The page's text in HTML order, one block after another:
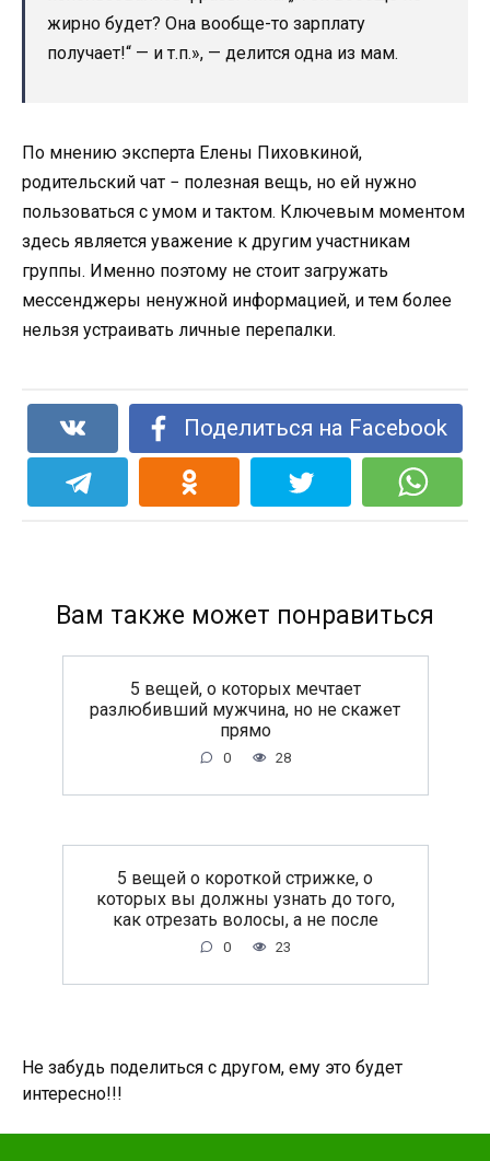
жирно будет? Она вообще-то зарплату
получает!“ — и т.п.», — делится одна из мам.
По мнению эксперта Елены Пиховкиной,
родительский чат − полезная вещь, но ей нужно
пользоваться с умом и тактом. Ключевым моментом
здесь является уважение к другим участникам
группы. Именно поэтому не стоит загружать
мессенджеры ненужной информацией, и тем более
нельзя устраивать личные перепалки.
Поделиться на Facebook
Вам также может понравиться
5 вещей, о которых мечтает
разлюбивший мужчина, но не скажет
прямо
0 28
5 вещей о короткой стрижке, о
которых вы должны узнать до того,
как отрезать волосы, а не после
0 23
Не забудь поделиться с другом, ему это будет
интересно!!!